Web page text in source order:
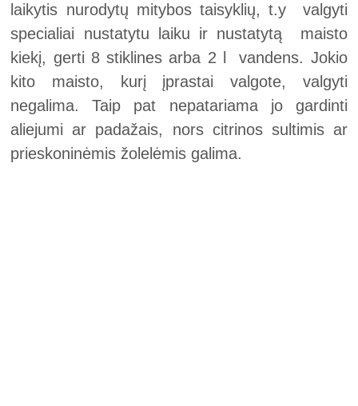
laikytis nurodytų mitybos taisyklių, t.y valgyti
specialiai nustatytu laiku ir nustatytą maisto
kiekį, gerti 8 stiklines arba 2 l vandens. Jokio
kito maisto, kurį įprastai valgote, valgyti
negalima. Taip pat nepatariama jo gardinti
aliejumi ar padažais, nors citrinos sultimis ar
prieskoninėmis žolelėmis galima.